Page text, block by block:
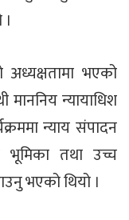
अध्यक्षतामा भएको
माननिय न्यायाधिश
न्याय संपादन
भूमिका तथा उच्च
भएको थियो ।